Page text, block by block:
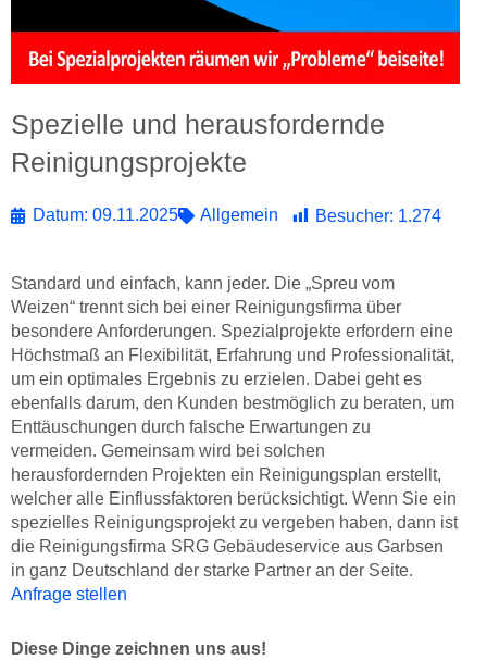
Spezielle und herausfordernde
Reinigungsprojekte
Datum: 09.11.2025 Allgemein Besucher: 1.274
Standard und einfach, kann jeder. Die „Spreu vom
Weizen“ trennt sich bei einer Reinigungsfirma über
besondere Anforderungen. Spezialprojekte erfordern eine
Höchstmaß an Flexibilität, Erfahrung und Professionalität,
um ein optimales Ergebnis zu erzielen. Dabei geht es
ebenfalls darum, den Kunden bestmöglich zu beraten, um
Enttäuschungen durch falsche Erwartungen zu
vermeiden. Gemeinsam wird bei solchen
herausfordernden Projekten ein Reinigungsplan erstellt,
welcher alle Einflussfaktoren berücksichtigt. Wenn Sie ein
spezielles Reinigungsprojekt zu vergeben haben, dann ist
die Reinigungsfirma SRG Gebäudeservice aus Garbsen
in ganz Deutschland der starke Partner an der Seite.
Anfrage stellen
Diese Dinge zeichnen uns aus!